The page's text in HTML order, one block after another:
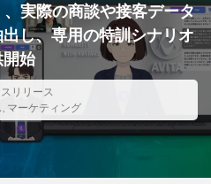
実際の商談や接客データ
し、専用の特訓シナリオ
始
リリース
, マーケティング